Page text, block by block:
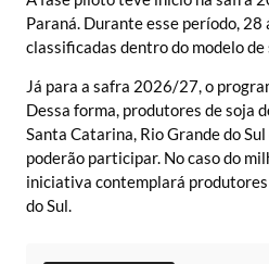
Paraná. Durante esse período,
classificadas dentro do modelo de
Já para a safra 2026/27, o
Dessa forma, produtores de soja
Santa Catarina, Rio Grande do
poderão participar. No caso do
iniciativa contemplará
do Sul.